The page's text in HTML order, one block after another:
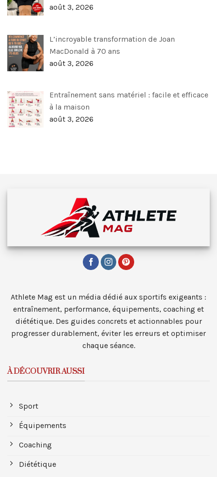
août 3, 2026
L’incroyable transformation de Joan
MacDonald à 70 ans
août 3, 2026
Entraînement sans matériel : facile et efficace
à la maison
août 3, 2026
Athlete Mag est un média dédié aux sportifs exigeants :
entraînement, performance, équipements, coaching et
diététique. Des guides concrets et actionnables pour
progresser durablement, éviter les erreurs et optimiser
chaque séance.
À DÉCOUVRIR AUSSI
Sport
Équipements
Coaching
Diététique